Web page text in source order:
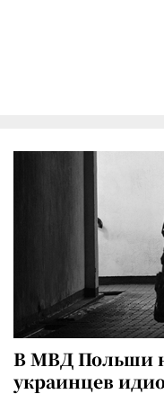
В МВД Польши
украинцев